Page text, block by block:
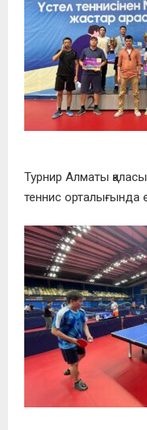
Турнир Алматы
теннис орталығында